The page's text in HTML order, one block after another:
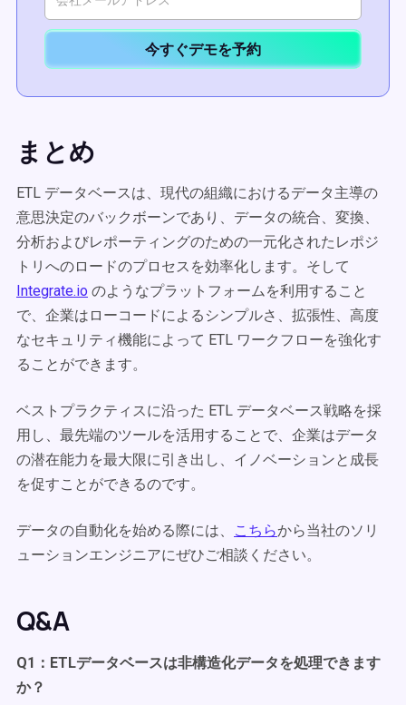
今すぐデモを予約
まとめ
ETL データベースは、現代の組織におけるデータ主導の
意思決定のバックボーンであり、データの統合、変換、
分析およびレポーティングのための一元化されたレポジ
トリへのロードのプロセスを効率化します。そして
Integrate.io のようなプラットフォームを利用すること
で、企業はローコードによるシンプルさ、拡張性、高度
なセキュリティ機能によって ETL ワークフローを強化す
ることができます。
ベストプラクティスに沿った ETL データベース戦略を採
用し、最先端のツールを活用することで、企業はデータ
の潜在能力を最大限に引き出し、イノベーションと成長
を促すことができるのです。
データの自動化を始める際には、 こちらから当社のソリ
ューションエンジニアにぜひご相談ください。
Q&A
Q1：ETLデータベースは非構造化データを処理できます
か？